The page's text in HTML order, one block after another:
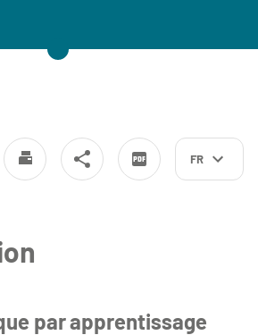
FR
par apprentissage